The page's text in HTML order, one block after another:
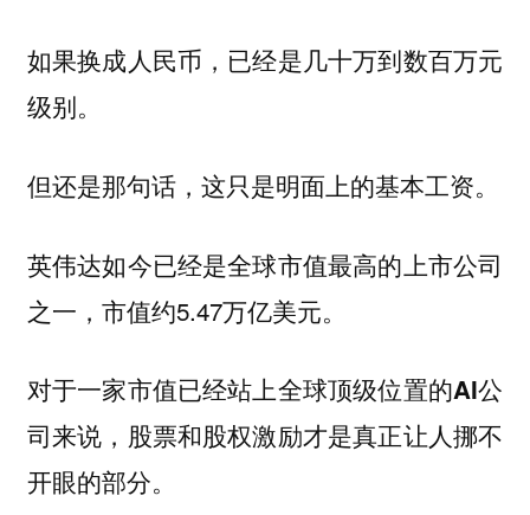
如果换成人民币，已经是几十万到数百万元
级别。
但还是那句话， 这只是明面上的基本工资。
英伟达如今已经是全球市值最高的上市公司
之一，市值约5.47万亿美元。
对于一家市值已经站上全球顶级位置的AI公
司来说，股票和股权激励才是真正让人挪不
开眼的部分。